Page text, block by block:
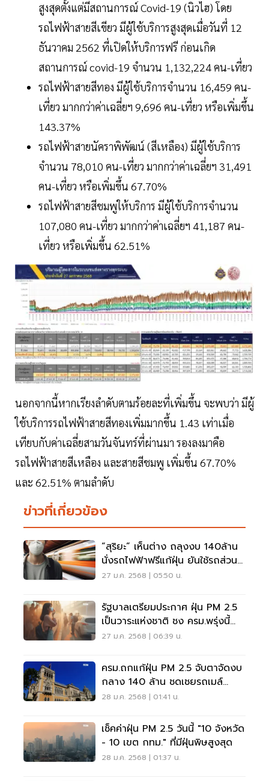
สูงสุดตั้งแต่มีสถานการณ์ Covid-19 (นิวไฮ) โดย
รถไฟฟ้าสายสีเขียว มีผู้ใช้บริการสูงสุดเมื่อวันที่ 12
ธันวาคม 2562 ที่เปิดให้บริการฟรี ก่อนเกิด
สถานการณ์ covid-19 จำนวน 1,132,224 คน-เที่ยว
รถไฟฟ้าสายสีทอง มีผู้ใช้บริการจำนวน 16,459 คน-
เที่ยว มากกว่าค่าเฉลี่ยฯ 9,696 คน-เที่ยว หรือเพิ่มขึ้น
143.37%
รถไฟฟ้าสายนัคราพิพัฒน์ (สีเหลือง) มีผู้ใช้บริการ
จำนวน 78,010 คน-เที่ยว มากกว่าค่าเฉลี่ยฯ 31,491
คน-เที่ยว หรือเพิ่มขึ้น 67.70%
รถไฟฟ้าสายสีชมพูให้บริการ มีผู้ใช้บริการจำนวน
107,080 คน-เที่ยว มากกว่าค่าเฉลี่ยฯ 41,187 คน-
เที่ยว หรือเพิ่มขึ้น 62.51%
นอกจากนี้หากเรียงลำดับตามร้อยละที่เพิ่มขึ้น จะพบว่า มีผู้
ใช้บริการรถไฟฟ้าสายสีทองเพิ่มมากขึ้น 1.43 เท่าเมื่อ
เทียบกับค่าเฉลี่ยสามวันจันทร์ที่ผ่านมา รองลงมาคือ
รถไฟฟ้าสายสีเหลือง และสายสีชมพู เพิ่มขึ้น 67.70%
และ 62.51% ตามลำดับ
ข่าวที่เกี่ยวข้อง
“สุริยะ” เห็นต่าง ถลุงงบ 140ล้าน
นั่งรถไฟฟ้าฟรีแก้ฝุ่น ยันใช้รถส่วน
ตัวลดลง
27 ม.ค. 2568 | 05:50 น.
รัฐบาลเตรียมประกาศ ฝุ่น PM 2.5
เป็นวาระแห่งชาติ ชง ครม.พรุ่งนี้
อนุมัติ
27 ม.ค. 2568 | 06:39 น.
ครม.ถกแก้ฝุ่น PM 2.5 จับตาจัดงบ
กลาง 140 ล้าน ชดเชยรถเมล์
รถไฟฟ้าฟรี
28 ม.ค. 2568 | 01:41 น.
่เช็คค่าฝุ่น PM 2.5 วันนี้ "10 จังหวัด
- 10 เขต กทม." ที่มีฝุ่นพิษสูงสุด
28 ม.ค. 2568 | 01:37 น.